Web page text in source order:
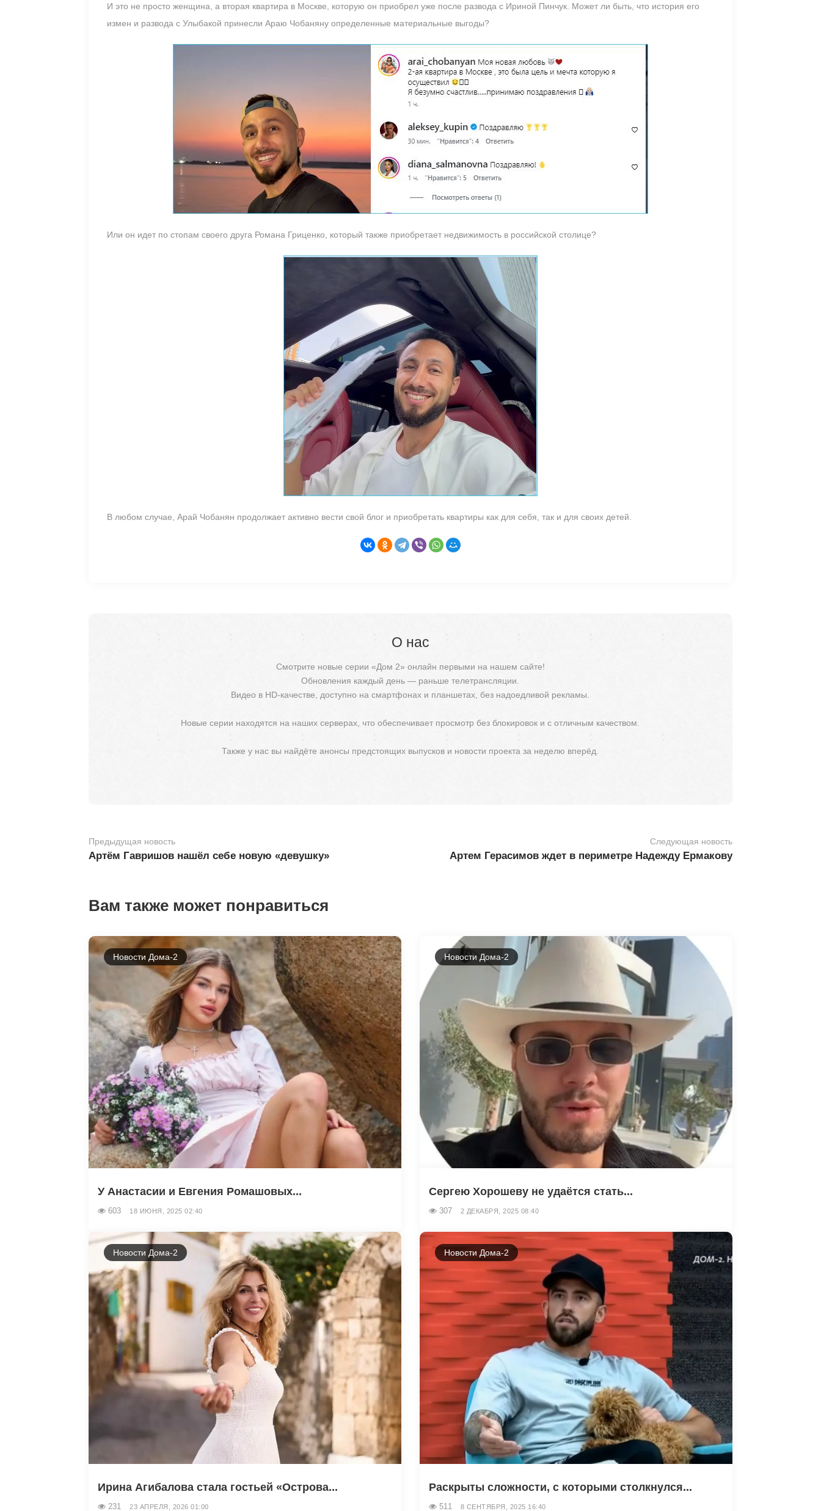
И это не просто женщина, а вторая квартира в Москве, которую он приобрел уже после развода с Ириной Пинчук. Может ли быть, что история его
измен и развода с Улыбакой принесли Араю Чобаняну определенные материальные выгоды?
Или он идет по стопам своего друга Романа Гриценко, который также приобретает недвижимость в российской столице?
В любом случае, Арай Чобанян продолжает активно вести свой блог и приобретать квартиры как для себя, так и для своих детей.
О нас
Смотрите новые серии «Дом 2» онлайн первыми на нашем сайте!
Обновления каждый день — раньше телетрансляции.
Видео в HD-качестве, доступно на смартфонах и планшетах, без надоедливой рекламы.
Новые серии находятся на наших серверах, что обеспечивает просмотр без блокировок и с отличным качеством.
Также у нас вы найдёте анонсы предстоящих выпусков и новости проекта за неделю вперёд.
Предыдущая новость
Артём Гавришов нашёл себе новую «девушку»
Следующая новость
Артем Герасимов ждет в периметре Надежду Ермакову
Вам также может понравиться
Новости Дома-2
У Анастасии и Евгения Ромашовых...
603 18 ИЮНЯ, 2025 02:40
Новости Дома-2
Сергею Хорошеву не удаётся стать...
307 2 ДЕКАБРЯ, 2025 08:40
Новости Дома-2
Ирина Агибалова стала гостьей «Острова...
231 23 АПРЕЛЯ, 2026 01:00
Новости Дома-2
Раскрыты сложности, с которыми столкнулся...
511 8 СЕНТЯБРЯ, 2025 16:40